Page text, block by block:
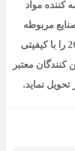
کننده مواد
مربوطه
را با کیفیتی
معتبر
نماید.